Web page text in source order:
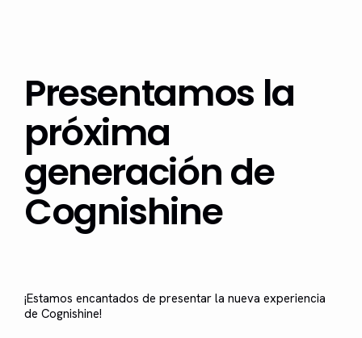
Presentamos la
próxima
generación de
Cognishine
¡Estamos encantados de presentar la nueva experiencia
de Cognishine!